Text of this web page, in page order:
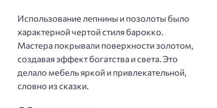
Использование лепнины и позолоты было
характерной чертой стиля барокко.
Мастера покрывали поверхности золотом,
создавая эффект богатства и света. Это
делало мебель яркой и привлекательной,
словно из сказки.